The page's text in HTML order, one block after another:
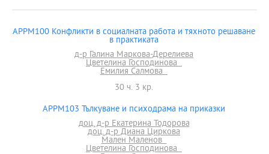
APPM100 Конфликти в социалната работа и тяхното решаване
в практиката
д-р Галина Маркова-Дерелиева
Цветелина Господинова
Емилия Салмова
30 ч. 3 кр.
APPM103 Тълкуване и психодрама на приказки
доц. д-р Екатерина Тодорова
доц. д-р Диана Циркова
Мален Маленов
Цветелина Господинова